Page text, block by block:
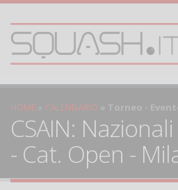
HOME CALENDARIO Torneo -
CSAIN:
- Cat. Open -